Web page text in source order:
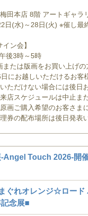
田本店 8階 アートギャラ
日(水)～28日(火) ※催し最
イン会】
後3時～5時
または版画をお買い上げ
にお越しいただけるお
ただけない場合には後日
店スケジュールは中止ま
画ご購入希望のお客さま
券の配布場所は後日発表
Angel Touch 2026-開
ぐれオレンジ☆ロード
記念展■